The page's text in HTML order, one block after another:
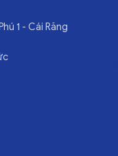
1 - Cái Răng